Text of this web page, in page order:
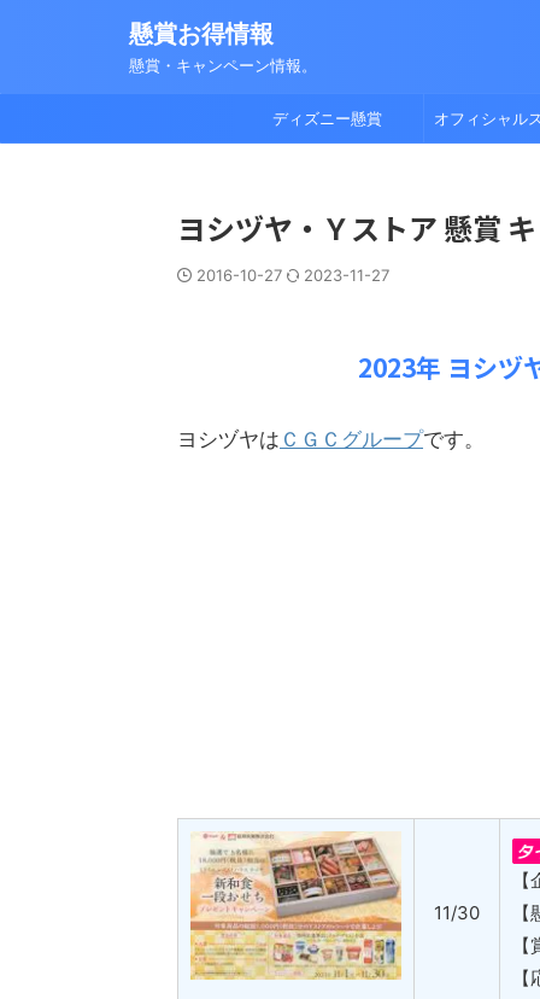
懸賞お得情報
懸賞・キャンペーン情報。
ディズニー懸賞 オフィシャル
ヨシヅヤ・Ｙストア 懸賞
2016-10-27 2023-11-27
2023年 ヨシヅ
ヨシヅヤは ＣＧＣグループです。
11/30